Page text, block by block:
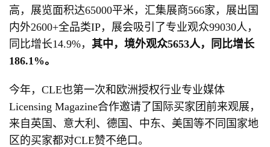
高，展览面积达65000平米，汇集展商566家，展出国
内外2600+全品类IP，展会吸引了专业观众99030人，
同比增长14.9%， 其中，境外观众5653人，同比增长
186.1%。
今年，CLE也第一次和欧洲授权行业专业媒体
Licensing Magazine合作邀请了国际买家团前来观展，
来自英国、意大利、德国、中东、美国等不同国家地
区的买家都对CLE赞不绝口。